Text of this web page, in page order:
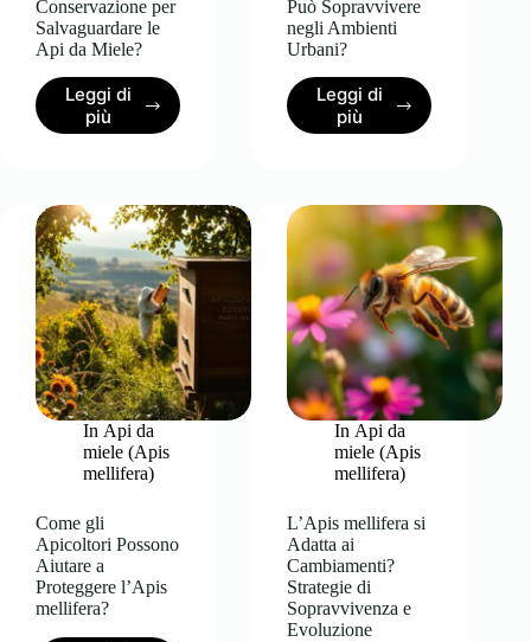
Conservazione per
Salvaguardare le
Api da Miele?
Leggi di
piùQuali
Sono
di
Conservazione
per
Salvaguardare
le
Api
da
Miele?
Può Sopravvivere
negli Ambienti
Urbani?
Leggi di
piùLe
Api
L’Apis
mellifera
Può
Sopravvivere
negli
Ambienti
Urbani?
In Api da
miele (Apis
mellifera)
Come gli
Apicoltori Possono
Aiutare a
Proteggere l’Apis
mellifera?
In Api da
miele (Apis
mellifera)
L’Apis mellifera si
Adatta ai
Cambiamenti?
Strategie di
Sopravvivenza e
Evoluzione